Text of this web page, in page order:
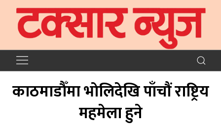
काठमाडाैँमा भाेलिदेखि पाँचौं राष्ट्रिय
महमेला हुने